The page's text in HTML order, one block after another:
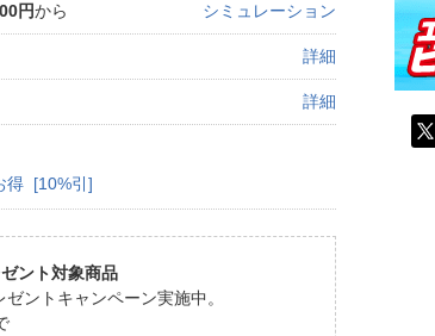
円から シミュレーション
詳細
詳細
得 [10%引]
ント対象商品
ントキャンペーン実施中。